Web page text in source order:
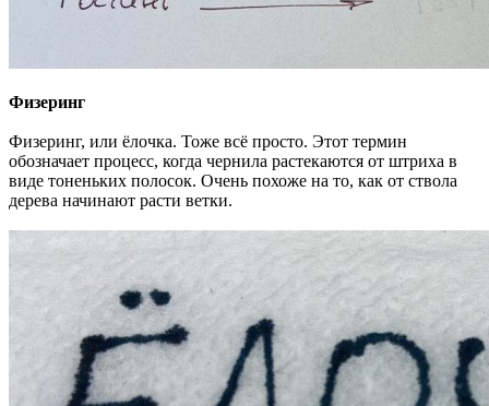
Физеринг
Физеринг, или ёлочка. Тоже всё просто. Этот термин
обозначает процесс, когда чернила растекаются от штриха в
виде тоненьких полосок. Очень похоже на то, как от ствола
дерева начинают расти ветки.